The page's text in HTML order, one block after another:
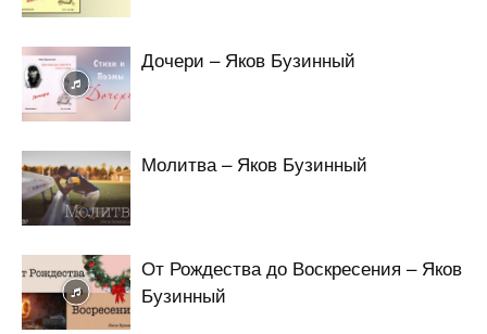
Дочери – Яков Бузинный
Молитва – Яков Бузинный
От Рождества до Воскресения – Яков
Бузинный